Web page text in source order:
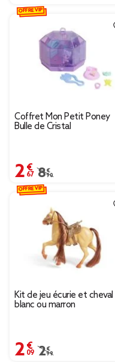
Coffret Mon Petit Poney
Bulle de Cristal
2,67 €
Prix remisé de
8,90 €
OFFRE VIP
Kit de jeu écurie et cheval
blanc ou marron
2,09 €
Prix remisé de
2,99 €
OFFRE VIP